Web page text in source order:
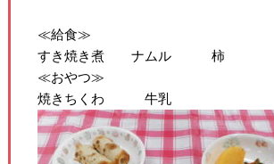
≪給食≫
すき焼き煮 ナムル 柿
≪おやつ≫
焼きちくわ 牛乳